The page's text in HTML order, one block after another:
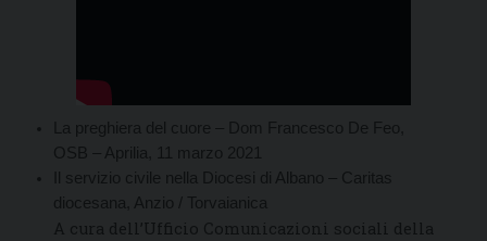
La preghiera del cuore – Dom Francesco De Feo,
OSB – Aprilia, 11 marzo 2021
Il servizio civile nella Diocesi di Albano – Caritas
diocesana, Anzio / Torvaianica
A cura dell’Ufficio Comunicazioni sociali della